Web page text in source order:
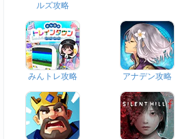
ルズ攻略
みんトレ攻略 アナデン攻略